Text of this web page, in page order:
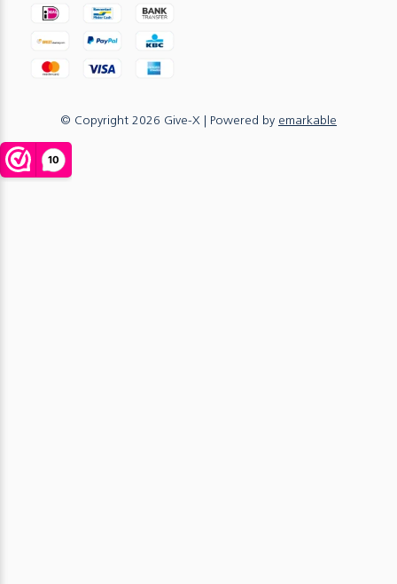
© Copyright 2026 Give-X | Powered by emarkable